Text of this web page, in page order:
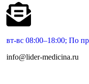
вт-вс 08:00–18:00; По
info@lider-medicina.ru